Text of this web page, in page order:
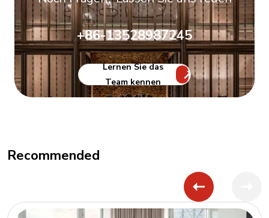
+86-13528987245
Lernen Sie das
Team kennen
Recommended